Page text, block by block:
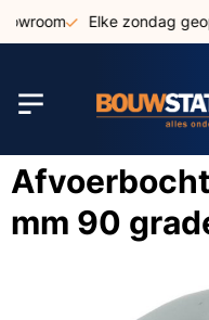
Elke zondag
mm 90